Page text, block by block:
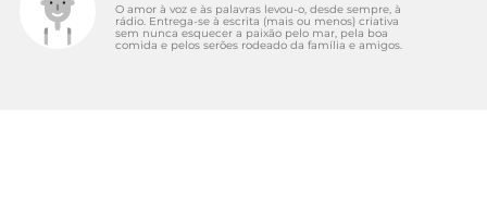
O amor à voz e às palavras levou-o, desde sempre, à
rádio. Entrega-se à escrita (mais ou menos) criativa
sem nunca esquecer a paixão pelo mar, pela boa
comida e pelos serões rodeado da família e amigos.